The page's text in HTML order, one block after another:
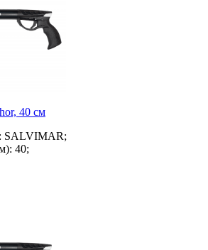
40 см
SALVIMAR;
40;